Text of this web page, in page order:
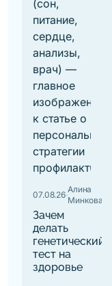
07.08.26·
Алина
Минкова
Зачем
делать
генетический
тест на
здоровье